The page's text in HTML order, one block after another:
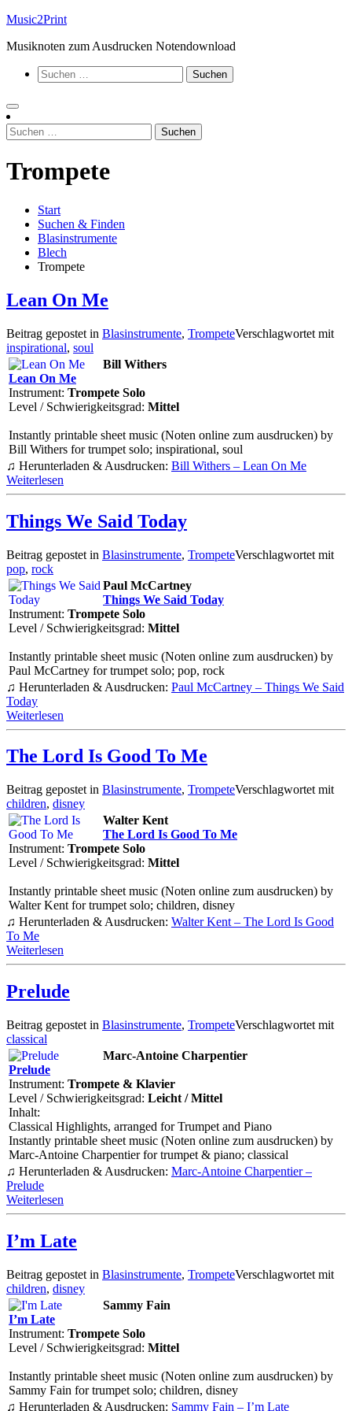
Zum
springen
Music2Print
Musiknoten zum Ausdrucken Notendownload
Suchen
nach:
Suchen
nach:
Trompete
Start
Suchen & Finden
Blasinstrumente
Blech
Trompete
Lean On Me
Beitrag gepostet in Blasinstrumente, TrompeteVerschlagwortet mit
inspirational, soul
Bill Withers
Lean On Me
Instrument: Trompete Solo
Level / Schwierigkeitsgrad: Mittel
Instantly printable sheet music (Noten online zum ausdrucken) by
Bill Withers for trumpet solo; inspirational, soul
♫ Herunterladen & Ausdrucken: Bill Withers – Lean On Me
Weiterlesen
Things We Said Today
Beitrag gepostet in Blasinstrumente, TrompeteVerschlagwortet mit
pop, rock
Paul McCartney
Things We Said Today
Instrument: Trompete Solo
Level / Schwierigkeitsgrad: Mittel
Instantly printable sheet music (Noten online zum ausdrucken) by
Paul McCartney for trumpet solo; pop, rock
♫ Herunterladen & Ausdrucken: Paul McCartney – Things We Said
Today
Weiterlesen
The Lord Is Good To Me
Beitrag gepostet in Blasinstrumente, TrompeteVerschlagwortet mit
children, disney
Walter Kent
The Lord Is Good To Me
Instrument: Trompete Solo
Level / Schwierigkeitsgrad: Mittel
Instantly printable sheet music (Noten online zum ausdrucken) by
Walter Kent for trumpet solo; children, disney
♫ Herunterladen & Ausdrucken: Walter Kent – The Lord Is Good
To Me
Weiterlesen
Prelude
Beitrag gepostet in Blasinstrumente, TrompeteVerschlagwortet mit
classical
Marc-Antoine Charpentier
Prelude
Instrument: Trompete & Klavier
Level / Schwierigkeitsgrad: Leicht / Mittel
Inhalt:
Classical Highlights, arranged for Trumpet and Piano
Instantly printable sheet music (Noten online zum ausdrucken) by
Marc-Antoine Charpentier for trumpet & piano; classical
♫ Herunterladen & Ausdrucken: Marc-Antoine Charpentier –
Prelude
Weiterlesen
I’m Late
Beitrag gepostet in Blasinstrumente, TrompeteVerschlagwortet mit
children, disney
Sammy Fain
I’m Late
Instrument: Trompete Solo
Level / Schwierigkeitsgrad: Mittel
Instantly printable sheet music (Noten online zum ausdrucken) by
Sammy Fain for trumpet solo; children, disney
♫ Herunterladen & Ausdrucken: Sammy Fain – I’m Late